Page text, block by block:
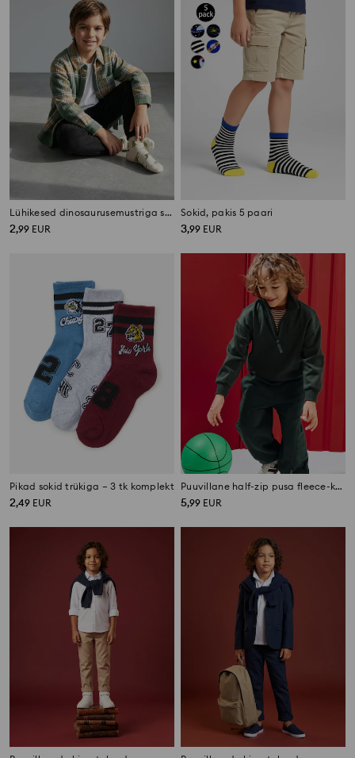
Lühikesed dinosaurusemustriga sokid – 5 tk komplekt
2,99 EUR
Sokid, pakis 5 paari
3,99 EUR
Pikad sokid trükiga – 3 tk komplekt
2,49 EUR
Puuvillane half-zip pusa fleece-koes
5,99 EUR